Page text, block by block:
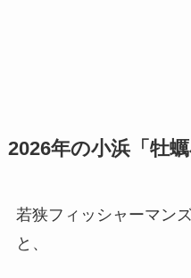
2026年の小浜「牡
若狭フィッシャーマン
と、